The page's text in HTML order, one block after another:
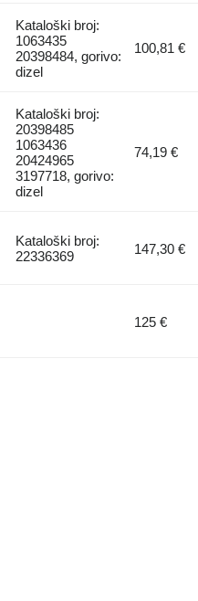
Kataloški broj:
1063435
20398484, gorivo:
dizel
100,81 €
Kataloški broj:
20398485
1063436
20424965
3197718, gorivo:
dizel
74,19 €
Kataloški broj:
22336369
147,30 €
125 €